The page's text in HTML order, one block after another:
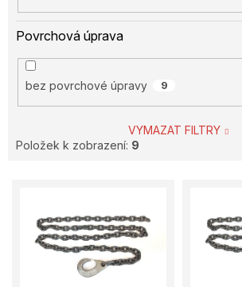
Povrchová úprava
bez povrchové úpravy 9
VYMAZAT FILTRY
Položek k zobrazení: 9